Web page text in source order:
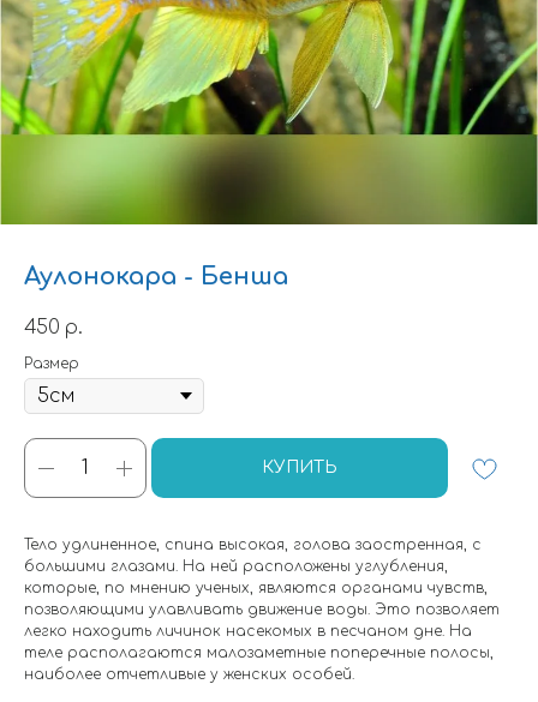
Аулонокара - Бенша
450 р.
Размер
КУПИТЬ
Тело удлиненное, спина высокая, голова заостренная, с
большими глазами. На ней расположены углубления,
которые, по мнению ученых, являются органами чувств,
позволяющими улавливать движение воды. Это позволяет
легко находить личинок насекомых в песчаном дне. На
теле располагаются малозаметные поперечные полосы,
наиболее отчетливые у женских особей.